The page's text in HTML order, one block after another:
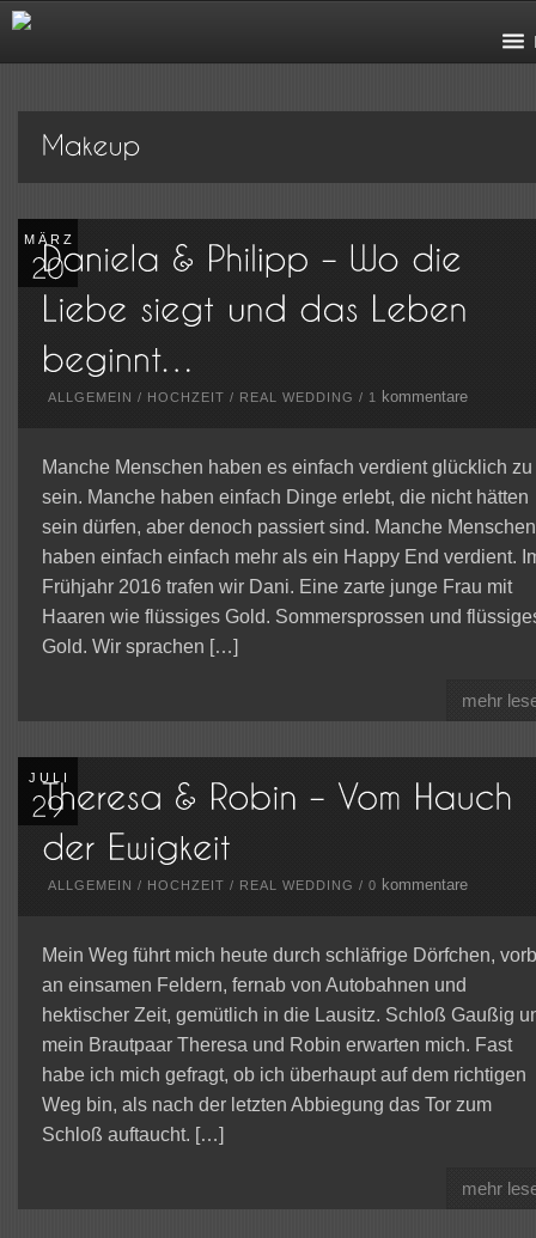
MÄRZ
ALLGEMEIN / HOCHZEIT / REAL WEDDING / 1 kommentare
Manche Menschen haben es einfach verdient glücklich zu
sein. Manche haben einfach Dinge erlebt, die nicht hätten
sein dürfen, aber denoch passiert sind. Manche Menschen
haben einfach einfach mehr als ein Happy End verdient.
Frühjahr 2016 trafen wir Dani. Eine zarte junge Frau mit
Haaren wie flüssiges Gold. Sommersprossen und
Gold. Wir sprachen […]
mehr
JULI
ALLGEMEIN / HOCHZEIT / REAL WEDDING / 0 kommentare
Mein Weg führt mich heute durch schläfrige Dörfchen,
an einsamen Feldern, fernab von Autobahnen und
hektischer Zeit, gemütlich in die Lausitz. Schloß Gaußig
mein Brautpaar Theresa und Robin erwarten mich. Fast
habe ich mich gefragt, ob ich überhaupt auf dem richtigen
Weg bin, als nach der letzten Abbiegung das Tor zum
Schloß auftaucht. […]
mehr